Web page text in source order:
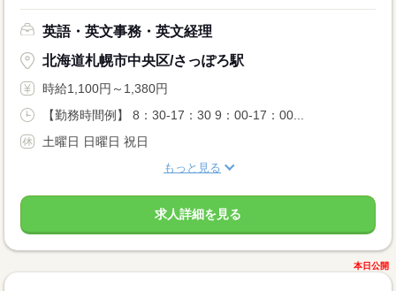
英語・英文事務・英文経理
北海道札幌市中央区/さっぽろ駅
時給1,100円～1,380円
【勤務時間例】 8：30-17：30 9：00-17：00...
土曜日 日曜日 祝日
もっと見る
求人詳細を見る
本日公開